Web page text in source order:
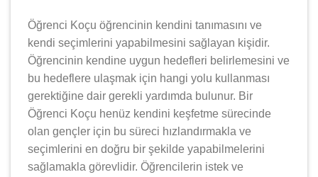
Öğrenci Koçu öğrencinin kendini tanımasını ve
kendi seçimlerini yapabilmesini sağlayan kişidir.
Öğrencinin kendine uygun hedefleri belirlemesini ve
bu hedeflere ulaşmak için hangi yolu kullanması
gerektiğine dair gerekli yardımda bulunur. Bir
Öğrenci Koçu henüz kendini keşfetme sürecinde
olan gençler için bu süreci hızlandırmakla ve
seçimlerini en doğru bir şekilde yapabilmelerini
sağlamakla görevlidir. Öğrencilerin istek ve